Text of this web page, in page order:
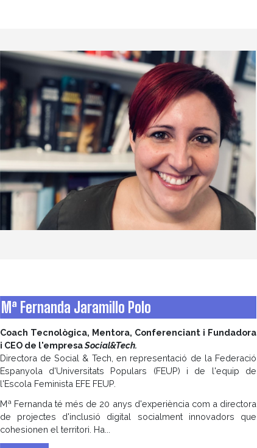
Mª Fernanda Jaramillo Polo
Coach Tecnològica, Mentora, Conferenciant i Fundadora
i CEO de l'empresaSocial&Tech.
Directora de Social & Tech, en representació de la Federació
Espanyola d'Universitats Populars (FEUP) i de l'equip de
l'Escola Feminista EFE FEUP.
Mª Fernanda té més de 20 anys d'experiència com a directora
de projectes d'inclusió digital socialment innovadors que
cohesionen el territori. Ha...